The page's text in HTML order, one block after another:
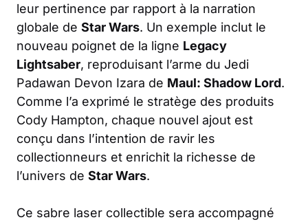
leur pertinence par rapport à la narration
globale de Star Wars. Un exemple inclut le
nouveau poignet de la ligne Legacy
Lightsaber, reproduisant l’arme du Jedi
Padawan Devon Izara de Maul: Shadow Lord.
Comme l’a exprimé le stratège des produits
Cody Hampton, chaque nouvel ajout est
conçu dans l’intention de ravir les
collectionneurs et enrichit la richesse de
l’univers de Star Wars.
Ce sabre laser collectible sera accompagné